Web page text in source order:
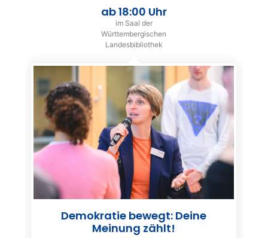
ab 18:00 Uhr
im Saal der
Württembergischen
Landesbibliothek
Demokratie bewegt: Deine
Meinung zählt!